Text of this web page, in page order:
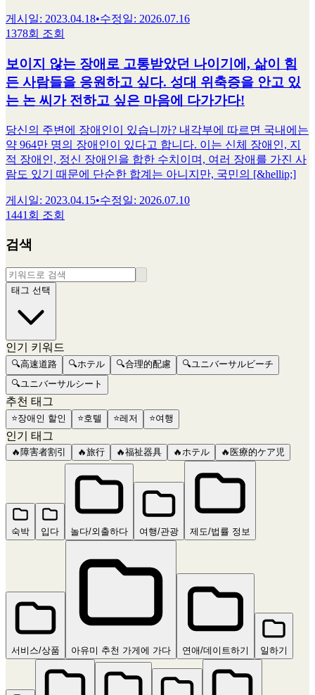
게시일: 2023.04.18•수정일: 2026.07.16
1378회 조회
보이지 않는 장애로 고통받았던 나이기에, 삶이 힘
든 사람들을 응원하고 싶다. 성대 위축증을 안고 있
는 논 씨가 전하고 싶은 마음에 다가가다!
당신의 주변에 장애인이 있습니까? 내각부에 따르면 국내에는
약 964만 명의 장애인이 있다고 합니다. 이는 신체 장애인, 지
적 장애인, 정신 장애인을 합한 수치이며, 여러 장애를 가진 사
람도 있기 때문에 단순한 합계는 아니지만, 국민의 [&hellip;]
게시일: 2023.04.15•수정일: 2026.07.10
1441회 조회
검색
태그 선택
인기 키워드
🔍高速道路 🔍ホテル 🔍合理的配慮 🔍ユニバーサルビーチ
🔍ユニバーサルシート
추천 태그
⭐장애인 할인 ⭐호텔 ⭐레저 ⭐여행
인기 태그
🔥 障害者割引 🔥旅行 🔥福祉器具 🔥ホテル 🔥 医療的ケア児
숙박 입다 놀다/외출하다 여행/관광 제도/법률 정보
서비스/상품 아유미 추천 가게에 가다 연애/데이트하기 일하기